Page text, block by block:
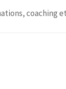
coaching